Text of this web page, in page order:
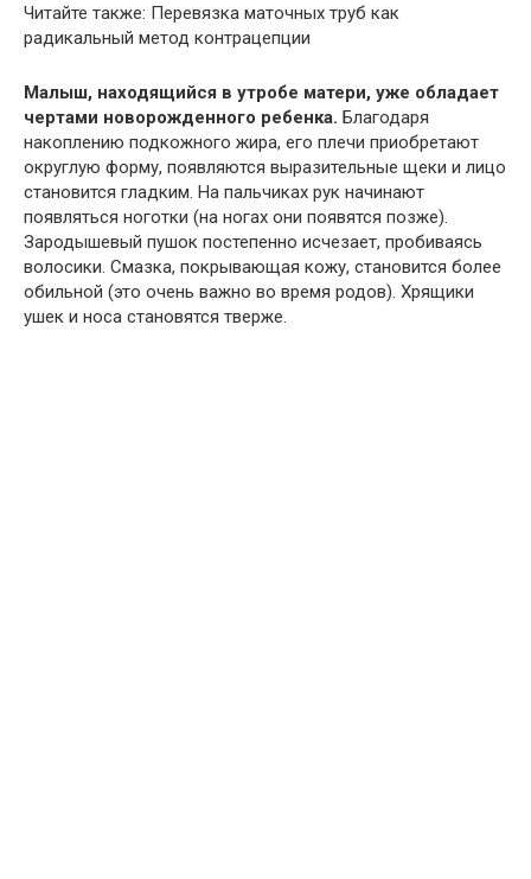
Читайте также: Перевязка маточных труб как
радикальный метод контрацепции
Малыш, находящийся в утробе матери, уже обладает
чертами новорожденного ребенка. Благодаря
накоплению подкожного жира, его плечи приобретают
округлую форму, появляются выразительные щеки и лицо
становится гладким. На пальчиках рук начинают
появляться ноготки (на ногах они появятся позже).
Зародышевый пушок постепенно исчезает, пробиваясь
волосики. Смазка, покрывающая кожу, становится более
обильной (это очень важно во время родов). Хрящики
ушек и носа становятся тверже.